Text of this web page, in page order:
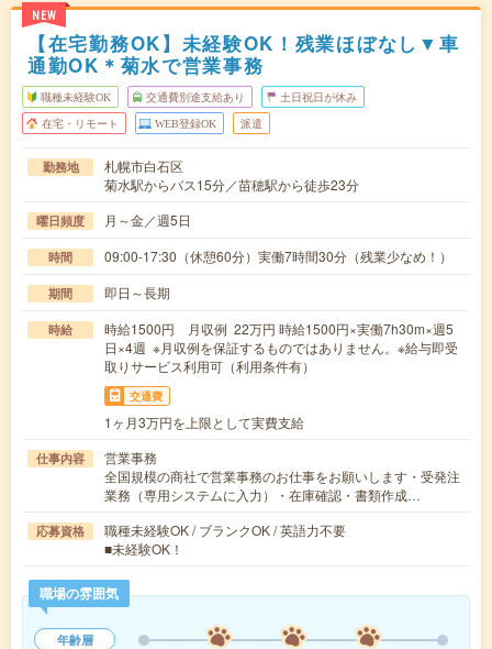
NEW
【在宅勤務OK】未経験OK！残業ほぼなし▼車
通勤OK＊菊水で営業事務
職種未経験OK 交通費別途支給あり 土日祝日が休み
在宅・リモート WEB登録OK 派遣
勤務地
札幌市白石区
菊水駅からバス15分／苗穂駅から徒歩23分
曜日頻度 月～金／週5日
時間 09:00-17:30（休憩60分）実働7時間30分（残業少なめ！）
期間 即日～長期
時給
時給1500円 月収例 22万円 時給1500円×実働7h30m×週5
日×4週 ※月収例を保証するものではありません。※給与即受
取りサービス利用可（利用条件有）
交通費
1ヶ月3万円を上限として実費支給
仕事内容
営業事務
全国規模の商社で営業事務のお仕事をお願いします・受発注
業務（専用システムに入力）・在庫確認・書類作成…
応募資格
職種未経験OK / ブランクOK / 英語力不要
■未経験OK！
職場の雰囲気
年齢層